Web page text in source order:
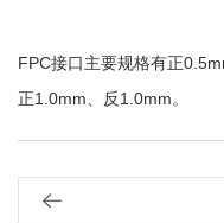
FPC接口主要规格有正
正1.0mm、反1.0mm。